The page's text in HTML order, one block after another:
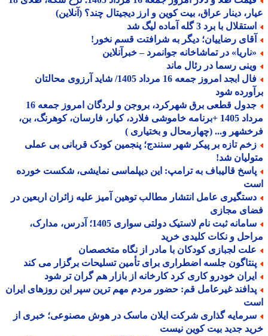
دینار عراق، بیت کوین و ارز دیجیتال چند؟ (آنلاین)
با برد 3 گله آماده لیگ شد
رضاییان؛ دیگر به شرافتت قسم نخور!
در تماشاخانه جوانمرد – خبرآنلاین
رسما در رئال ماند
فال ابجد امروز جمعه 16 مرداد 1405/ شاید آرزوی محالتان
شود
جدول قطعی برق شهرکرد، بروجن و لردگان امروز جمعه 16
مرداد 1405 +برنامه خاموشی فلارد، کیار، فارسان، کوهرنگ، بن،
و... (چهارمحال و بختیاری )
تازه بر پیکر شهر سنندج؛ پنجمین کودک قربانی بی عملی
شد!
قالیباف به ترامپ: این دیپلماسی نمایشی، شکست خورده
عامل انتشار مطالب توهین آمیز علیه زائران اربعین در
مجازی
سامانه ثبت نام لاستیک دولتی سواری 1405؛ آدرس، مدارک،
و نکات کلیدی خرید
لجبازی کودکان با مادر از نگاه متخصصان
جلسه اضطراری برای تأمین تسلیحات برگزار می کند
خودرو کاری کرد کارخانه از بازار هم گران تر شود
غیرعامل قم: حضور مردم مهم ترین سپر این روزهای ایران
گذاری شرکت ایلان ماسک در هوش مصنوعی؛ خبری از
جدید بیت کوین نیست